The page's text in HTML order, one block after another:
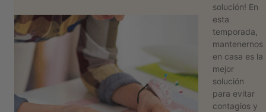
Políticas
Compra
2026
solución! En
esta
temporada,
mantenernos
en casa es la
mejor
solución
para evitar
contagios y